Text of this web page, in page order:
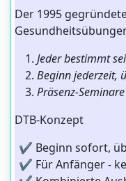
Der 1995
Jeder bestimmt
Beginn jederzeit,
Präsenz-
DTB-Konzept
✔️ Beginn sofort,
✔️ Für Anfänger -